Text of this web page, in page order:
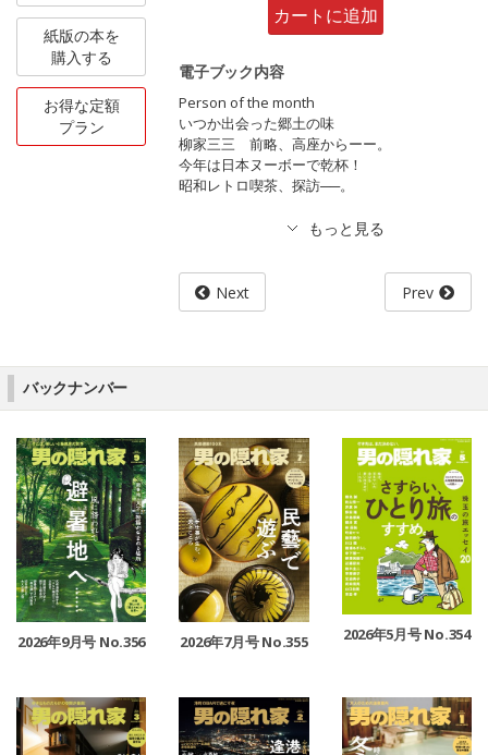
紙版の本を
購入する
お得な定額
プラン
カートに追加
電子ブック内容
Person of the month
いつか出会った郷土の味
柳家三三 前略、高座からーー。
今年は日本ヌーボーで乾杯！
昭和レトロ喫茶、探訪──。
Next Prev
バックナンバー
2026年9月号 No.356 2026年7月号 No.355 2026年5月号 No.354